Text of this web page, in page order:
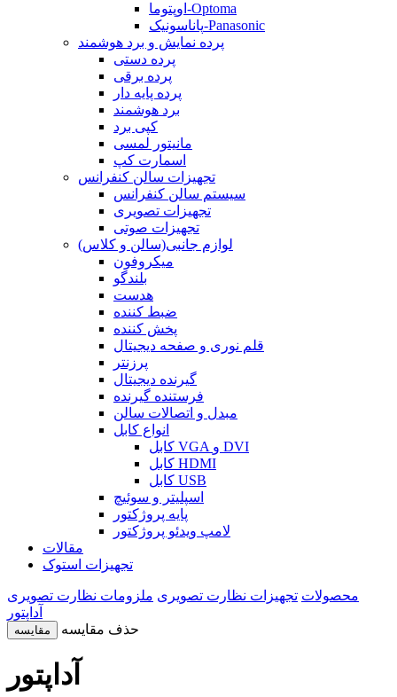
اوپتوما-Optoma
پاناسونیک-Panasonic
پرده نمایش و برد هوشمند
پرده دستی
پرده برقی
پرده پایه دار
برد هوشمند
کپی برد
مانیتور لمسی
اسمارت کپ
تجهیزات سالن کنفرانس
سیستم سالن کنفرانس
تجهیزات تصویری
تجهیزات صوتی
لوازم جانبی(سالن و کلاس)
میکروفون
بلندگو
هدست
ضبط کننده
پخش کننده
قلم نوری و صفحه دیجیتال
پرزنتر
گیرنده دیجیتال
فرستنده گیرنده
مبدل و اتصالات سالن
انواع کابل
کابل VGA و DVI
کابل HDMI
کابل USB
اسپلیتر و سوئیچ
پایه پروژکتور
لامپ ویدئو پروژکتور
مقالات
تجهیزات استوک
محصولات تجهیزات نظارت تصویری ملزومات نظارت تصویری
آداپتور
مقایسه حذف مقایسه
آداپتور